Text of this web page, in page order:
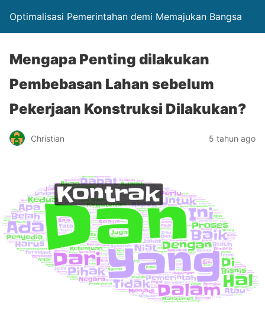
Optimalisasi Pemerintahan demi Memajukan Bangsa
Mengapa Penting dilakukan
Pembebasan Lahan sebelum
Pekerjaan Konstruksi Dilakukan?
Christian 5 tahun ago